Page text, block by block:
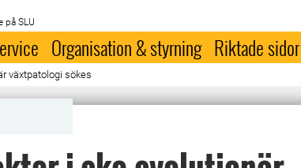
på SLU
Organisation & styrning Riktade sidor
växtpatologi sökes